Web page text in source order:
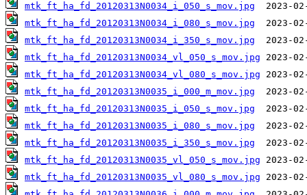
mtk_ft_ha_fd_20120313N0034_i_050_s_mov.jpg
mtk_ft_ha_fd_20120313N0034_i_080_s_mov.jpg
mtk_ft_ha_fd_20120313N0034_i_350_s_mov.jpg
mtk_ft_ha_fd_20120313N0034_vl_050_s_mov.jpg
mtk_ft_ha_fd_20120313N0034_vl_080_s_mov.jpg
mtk_ft_ha_fd_20120313N0035_i_000_m_mov.jpg
mtk_ft_ha_fd_20120313N0035_i_050_s_mov.jpg
mtk_ft_ha_fd_20120313N0035_i_080_s_mov.jpg
mtk_ft_ha_fd_20120313N0035_i_350_s_mov.jpg
mtk_ft_ha_fd_20120313N0035_vl_050_s_mov.jpg
mtk_ft_ha_fd_20120313N0035_vl_080_s_mov.jpg